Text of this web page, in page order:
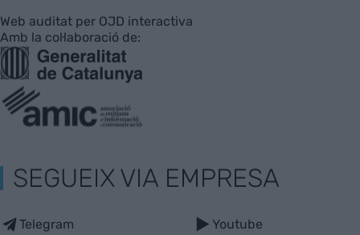
Web auditat per OJD interactiva
Amb la col·laboració de:
SEGUEIX VIA EMPRESA
Telegram Youtube